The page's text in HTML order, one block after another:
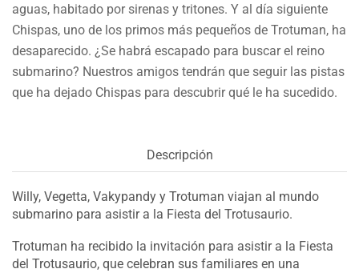
aguas, habitado por sirenas y tritones. Y al día siguiente
Chispas, uno de los primos más pequeños de Trotuman, ha
desaparecido. ¿Se habrá escapado para buscar el reino
submarino? Nuestros amigos tendrán que seguir las pistas
que ha dejado Chispas para descubrir qué le ha sucedido.
Descripción
Willy, Vegetta, Vakypandy y Trotuman viajan al mundo
submarino para asistir a la Fiesta del Trotusaurio.
Trotuman ha recibido la invitación para asistir a la Fiesta
del Trotusaurio, que celebran sus familiares en una